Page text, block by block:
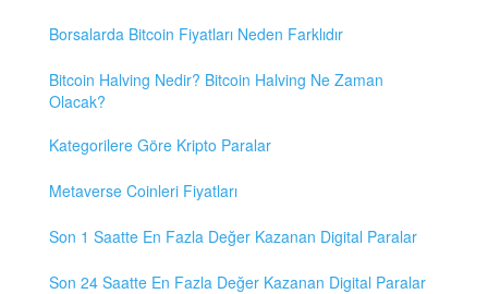
Borsalarda Bitcoin Fiyatları Neden Farklıdır
Bitcoin Halving Nedir? Bitcoin Halving Ne Zaman
Olacak?
Kategorilere Göre Kripto Paralar
Metaverse Coinleri Fiyatları
Son 1 Saatte En Fazla Değer Kazanan Digital Paralar
Son 24 Saatte En Fazla Değer Kazanan Digital Paralar